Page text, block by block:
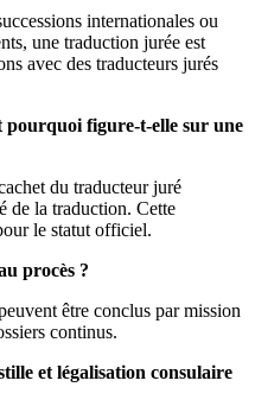
internationales ou
une traduction jurée est
avec des traducteurs jurés
pourquoi figure-t-elle sur une
du traducteur juré
de la traduction. Cette
le statut officiel.
procès ?
être conclus par mission
continus.
et légalisation consulaire